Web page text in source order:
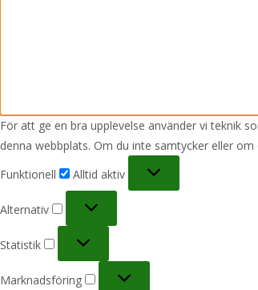
För att ge en bra upplevelse använder vi teknik
denna webbplats. Om du inte samtycker eller
Funktionell
Alltid aktiv
Alternativ
Statistik
Marknadsföring